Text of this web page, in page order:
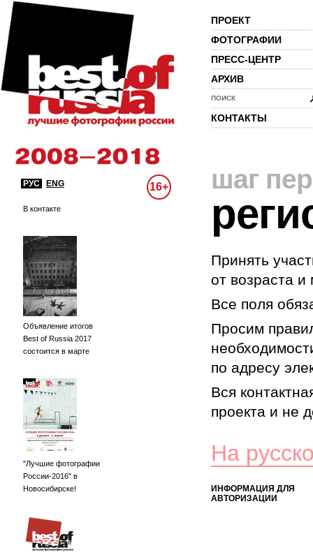
ПРОЕКТ
ФОТОГРАФИИ
ПРЕСС-ЦЕНТР
АРХИВ
ПОИСК
КОНТАКТЫ
РУС ENG 16+
В контакте
Объявление итогов
Best of Russia 2017
состоится в марте
"Лучшие фотографии
России-2016" в
Новосибирске!
шаг
Принять
от возраста
Все поля
Просим
по адресу
Вся
проекта и не
На
ИНФОРМАЦИЯ ДЛЯ
АВТОРИЗАЦИИ